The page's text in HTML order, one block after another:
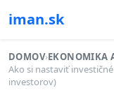
iman.sk
DOMOV›EKONOMIKA
Ako si nastaviť
investorov)